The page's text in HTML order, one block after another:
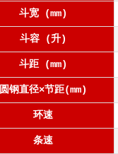
斗宽 (mm)
斗容 (升)
斗距 (mm)
圆钢直径×节距(mm)
环速
条速